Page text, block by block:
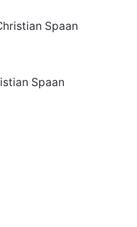
Spaan
Spaan